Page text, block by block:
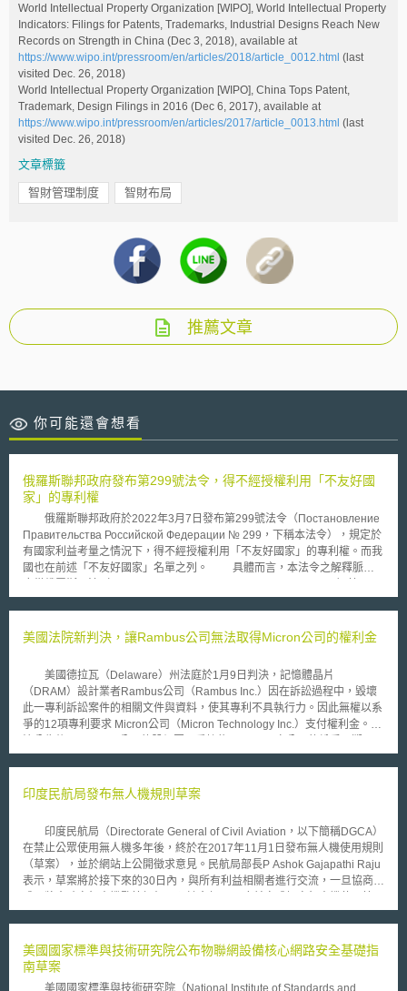
World Intellectual Property Organization [WIPO], World Intellectual Property
Indicators: Filings for Patents, Trademarks, Industrial Designs Reach New
Records on Strength in China (Dec 3, 2018), available at
https://www.wipo.int/pressroom/en/articles/2018/article_0012.html (last
visited Dec. 26, 2018)
World Intellectual Property Organization [WIPO], China Tops Patent,
Trademark, Design Filings in 2016 (Dec 6, 2017), available at
https://www.wipo.int/pressroom/en/articles/2017/article_0013.html (last
visited Dec. 26, 2018)
文章標籤
智財管理制度 智財布局
推薦文章
你可能還會想看
俄羅斯聯邦政府發布第299號法令，得不經授權利用「不友好國
家」的專利權
俄羅斯聯邦政府於2022年3月7日發布第299號法令（Постановление
Правительства Российской Федерации № 299，下稱本法令），規定於
有國家利益考量之情況下，得不經授權利用「不友好國家」的專利權。而我
國也在前述「不友好國家」名單之列。 具體而言，本法令之解釋脈絡
條談起，該條規定在確保國家安全或保護公民生命與健康之極端必要情況
工業品外觀設計，惟需儘快通知專利權人，並支付相應之補償金。
1767號法令（Постановление Правительства Российской Федерации
№ 1767）確定補償數額為受專利保護之商品與服務所產生實際收益之
0.5%。 然而，因烏俄戰爭持續延燒致俄羅斯聯邦政府採取反西方制裁
措施之故，其發布第299號法令，針對第1767號法令再次增修補償數額之認
定方法，規定：「倘專利權人來自『不友好國家』，則俄羅斯實體或個人未
供勞務及服務時，須向權利人支付權利金為前述活動所產生實際收益之
與國家安全或保護俄羅斯公民的生命、健康相關），針對使用特定的專利或
專利在俄羅斯都可恣意利用，而無需經權利人同意或支付適當補償。惟因無
法預期未來俄羅斯聯邦政府對「不友好國家」會否有其他強制授權情事，故
我國經濟部智慧財產局發函通知專利權人，應密切關注相關議題，並預作準
備以降低風險。
美國法院新判決，讓Rambus公司無法取得Micron公司的權利金
美國德拉瓦（Delaware）州法庭於1月9日判決，記憶體晶片
（DRAM）設計業者Rambus公司（Rambus Inc.）因在訴訟過程中，毀壞
此一專利訴訟案件的相關文件與資料，使其專利不具執行力。因此無權以系
爭的12項專利要求 Micron公司（Micron Technology Inc.）支付權利金。判
2000年，該年度Micron公司曾控告Rambus公司，宣稱Rambus公司試圖掌
製造業者須支付權利金給該公司，而晶片製造業者則予以反擊，宣稱
利用美國聯邦貿易委員會（FTC）進行紛爭處理，互有勝負。例如：去年11
月，加州地方法院宣判Rambus公司控告Micron公司、海力士（Hynix）、
三星電子（Samsung Electronics）與南亞科技（Nanya Technology）等公
司侵權一案，獲得初步勝利。然而如今法院的判決卻又重擊Rambus公司，
因為該判決可能使該公司往後難以利用其所擁有的專利，迫使其他晶片製造
印度民航局發布無人機規則草案
印度民航局（Directorate General of Civil Aviation，以下簡稱DGCA）
在禁止公眾使用無人機多年後，終於在2017年11月1日發布無人機使用規則
（草案），並於網站上公開徵求意見。民航局部長P Ashok Gajapathi Raju
表示，草案將於接下來的30日內，與所有利益相關者進行交流，一旦協商完
規範，包含商業用途無人機。 根據規則草案，無人機依照最大起飛重
（micro）無人機：重量在250克和2公斤之間； 迷你無人機（mini）：重量
介於2公斤至25公斤； 小型無人機：重量25公斤至150公斤； 大型無人機：
重量150公斤以上。 除了飛行能力不超過50英尺高度的奈米無人機，所
美國國家標準與技術研究院公布物聯網設備核心網路安全基礎指
南草案
美國國家標準與技術研究院（National Institute of Standards and